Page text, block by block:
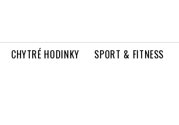
CHYTRÉ HODINKY SPORT & FITNESS